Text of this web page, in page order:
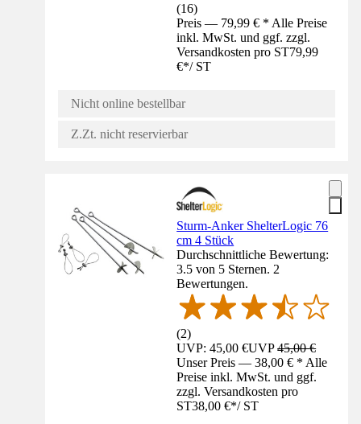
(16)
Preis — 79,99 € * Alle Preise
inkl. MwSt. und ggf. zzgl.
Versandkosten pro ST79,99
€*/ ST
Nicht online bestellbar
Z.Zt. nicht reservierbar
Sturm-Anker ShelterLogic 76
cm 4 Stück
Durchschnittliche Bewertung:
3.5 von 5 Sternen. 2
Bewertungen.
(2)
UVP: 45,00 €UVP45,00 €
Unser Preis — 38,00 € * Alle
Preise inkl. MwSt. und ggf.
zzgl. Versandkosten pro
ST38,00 €*/ ST